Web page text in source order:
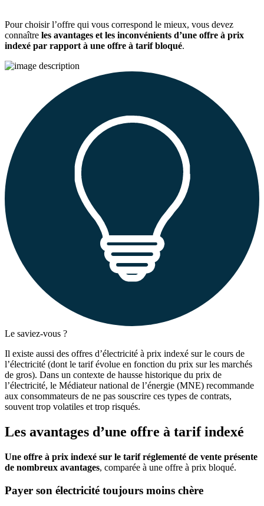
Pour choisir l’offre qui vous correspond le mieux, vous devez
connaître les avantages et les inconvénients d’une offre à prix
indexé par rapport à une offre à tarif bloqué.
Le saviez-vous ?
Il existe aussi des offres d’électricité à prix indexé sur le cours de
l’électricité (dont le tarif évolue en fonction du prix sur les marchés
de gros). Dans un contexte de hausse historique du prix de
l’électricité, le Médiateur national de l’énergie (MNE) recommande
aux consommateurs de ne pas souscrire ces types de contrats,
souvent trop volatiles et trop risqués.
Les avantages d’une offre à tarif indexé
Une offre à prix indexé sur le tarif réglementé de vente présente
de nombreux avantages, comparée à une offre à prix bloqué.
Payer son électricité toujours moins chère